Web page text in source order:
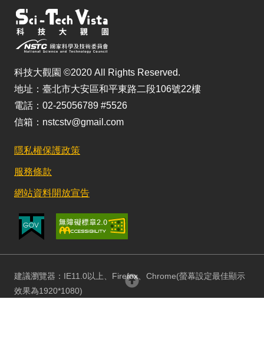
科技大觀園 ©2020 All Rights Reserved.
地址：臺北市大安區和平東路二段106號22樓
電話：02-25056789 #5526
信箱：nstcstv@gmail.com
隱私權保護政策
服務條款
網站資料開放宣告
建議瀏覽器：IE11.0以上、Firefox、Chrome(螢幕設定最佳顯示
效果為1920*1080)
回頂部